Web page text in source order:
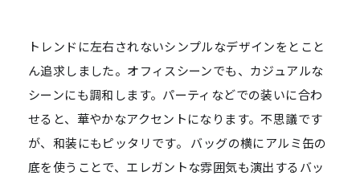
トレンドに左右されないシンプルなデザインをとこと
ん追求しました。オフィスシーンでも、カジュアルな
シーンにも調和します。パーティなどでの装いに合わ
せると、華やかなアクセントになります。不思議です
が、和装にもピッタリです。 バッグの横にアルミ缶の
底を使うことで、エレガントな雰囲気も演出するバッ